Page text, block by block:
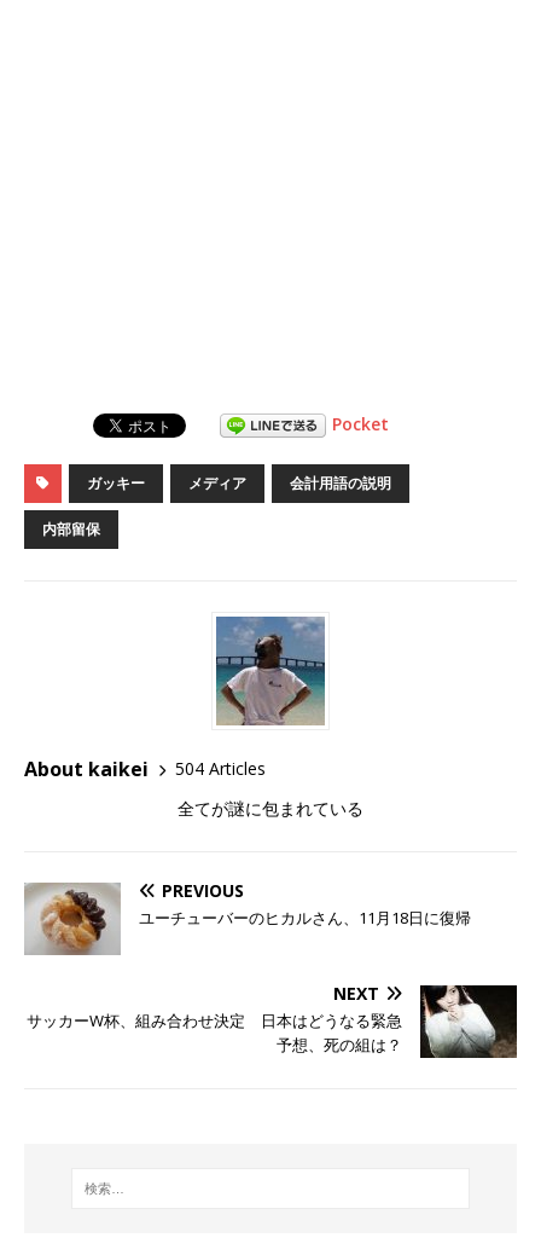
Pocket
ガッキー メディア 会計用語の説明
内部留保
About kaikei
504 Articles
全てが謎に包まれている
PREVIOUS
ユーチューバーのヒカルさん、11月18日に復帰
NEXT
サッカーW杯、組み合わせ決定 日本はどうなる緊急
予想、死の組は？